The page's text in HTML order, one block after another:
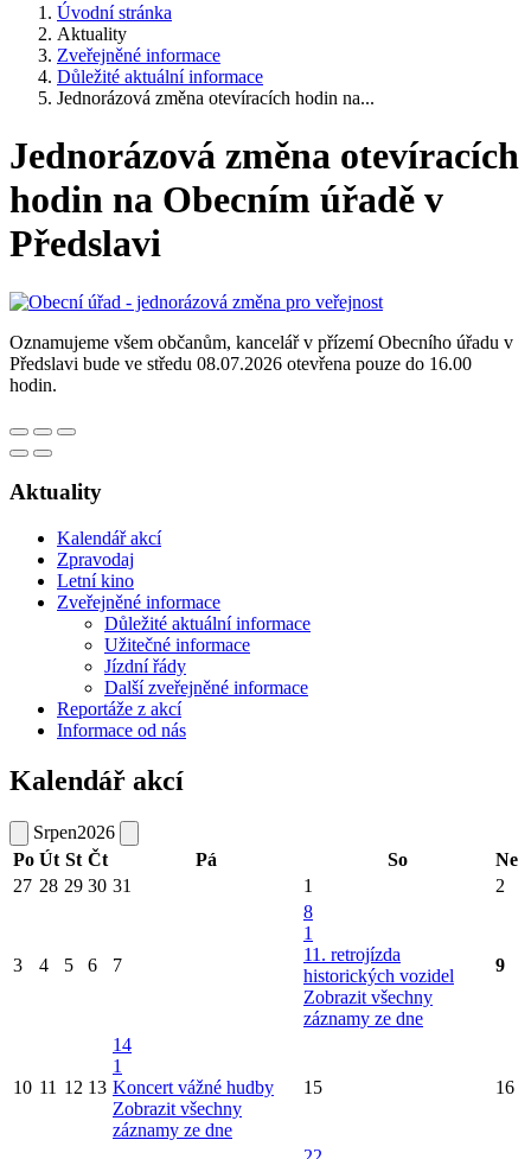
Úvodní stránka
Aktuality
Zveřejněné informace
Důležité aktuální informace
Jednorázová změna otevíracích hodin na...
Jednorázová změna otevíracích
hodin na Obecním úřadě v
Předslavi
Oznamujeme všem občanům, kancelář v přízemí Obecního úřadu v
Předslavi bude ve středu 08.07.2026 otevřena pouze do 16.00
hodin.
Aktuality
Kalendář akcí
Zpravodaj
Letní kino
Zveřejněné informace
Důležité aktuální informace
Užitečné informace
Jízdní řády
Další zveřejněné informace
Reportáže z akcí
Informace od nás
Kalendář akcí
Srpen2026
Po Út St Čt Pá So
Ne
27 28 29 30 31 1 2
3 4 5 6 7
8
1
11. retrojízda
historických vozidel
Zobrazit všechny
záznamy ze dne
9
10 11 12 13
14
1
Koncert vážné hudby
Zobrazit všechny
záznamy ze dne
15 16